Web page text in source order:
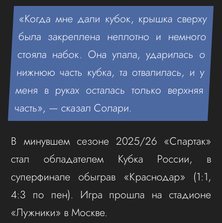
«Когда мне дали кубок, крышка сверху
была закреплена неплотно и немного
стояла набок. Она упала, ударилась о
нижнюю часть кубка, та отвалилась, и у
меня в руках осталась только верхняя
часть», — сказал Солари.
В минувшем сезоне 2025/26 «Спартак»
стал обладателем Кубка России, в
суперфинале обыграв «Краснодар» (1:1,
4:3 по пен). Игра прошла на стадионе
«Лужники» в Москве.